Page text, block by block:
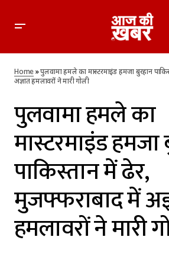
मुजफ्फराबाद में अज्ञात हमलावरों ने मारी गोली
Home»पुलवामा हमले का मास्टरमाइंड हमजा बुरहान
अज्ञात हमलावरों ने मारी गोली
पुलवामा हमले का
मास्टरमाइंड हमजा
पाकिस्तान में ढेर,
मुजफ्फराबाद में
हमलावरों ने मारी